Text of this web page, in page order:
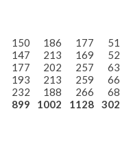
150 186 177
147 213 169
177 202 257
193 213 259
232 188 266
899 1002 1128